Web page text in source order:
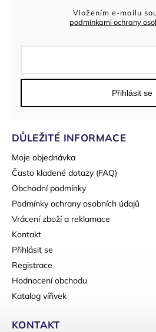
Vložením e-mailu
podmínkami ochrany
Přihlásit se
DŮLEŽITÉ INFORMACE
Moje objednávka
Často kladené dotazy (FAQ)
Obchodní podmínky
Podmínky ochrany osobních údajů
Vrácení zboží a reklamace
Kontakt
Přihlásit se
Registrace
Hodnocení obchodu
Katalog vířivek
KONTAKT